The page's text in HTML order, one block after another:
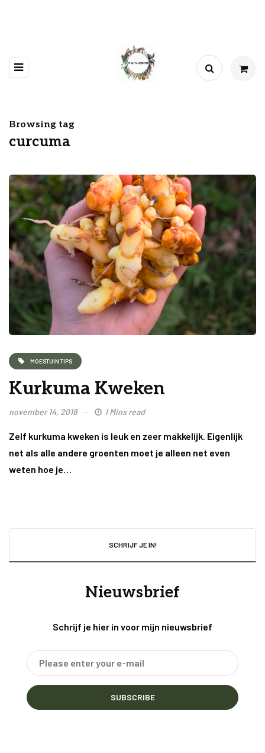
Browsing tag
curcuma
MOESTUIN TIPS
Kurkuma Kweken
november 14, 2018 1 Mins read
Zelf kurkuma kweken is leuk en zeer makkelijk. Eigenlijk
net als alle andere groenten moet je alleen net even
weten hoe je…
SCHRIJF JE IN!
Nieuwsbrief
Schrijf je hier in voor mijn nieuwsbrief
SUBSCRIBE